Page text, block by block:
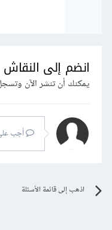
انضم إلى النقاش
يمكنك أن تنشر الآن
أجب
اذهب إلى قائمة الأسئلة